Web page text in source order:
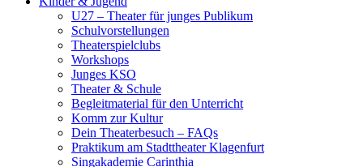
U27 – Theater für junges Publikum
Schulvorstellungen
Theaterspielclubs
Workshops
Junges KSO
Theater & Schule
Begleitmaterial für den Unterricht
Komm zur Kultur
Dein Theaterbesuch – FAQs
Praktikum am Stadttheater Klagenfurt
Singakademie Carinthia